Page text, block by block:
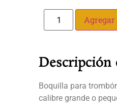
Descripción
Boquilla para
calibre grande o